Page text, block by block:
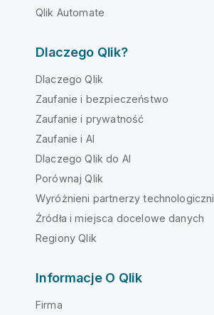
Qlik Automate
Dlaczego Qlik?
Dlaczego Qlik
Zaufanie i bezpieczeństwo
Zaufanie i prywatność
Zaufanie i AI
Dlaczego Qlik do AI
Porównaj Qlik
Wyróżnieni partnerzy technologiczni
Źródła i miejsca docelowe danych
Regiony Qlik
Informacje O Qlik
Firma